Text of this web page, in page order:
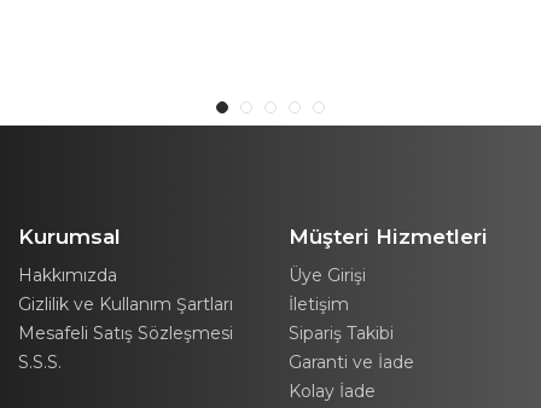
Kurumsal
Hakkımızda
Gizlilik ve Kullanım Şartları
Mesafeli Satış Sözleşmesi
S.S.S.
Müşteri Hizmetleri
Üye Girişi
İletişim
Sipariş Takibi
Garanti ve İade
Kolay İade